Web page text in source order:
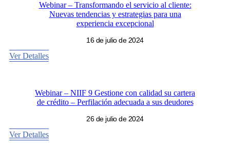
Webinar – Transformando el servicio al cliente:
Nuevas tendencias y estrategias para una
experiencia excepcional
16 de julio de 2024
Ver Detalles
Webinar – NIIF 9 Gestione con calidad su cartera
de crédito – Perfilación adecuada a sus deudores
26 de julio de 2024
Ver Detalles